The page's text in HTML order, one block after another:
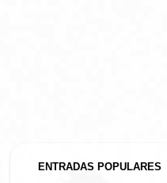
ENTRADAS POPULARES